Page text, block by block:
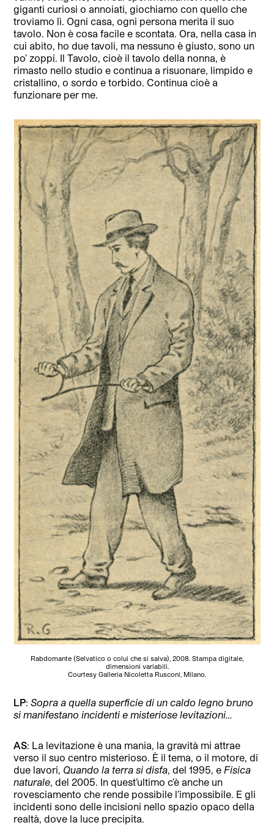
giganti curiosi o annoiati, giochiamo con quello che
troviamo lì. Ogni casa, ogni persona merita il suo
tavolo. Non è cosa facile e scontata. Ora, nella casa in
cui abito, ho due tavoli, ma nessuno è giusto, sono un
po’ zoppi. Il Tavolo, cioè il tavolo della nonna, è
rimasto nello studio e continua a risuonare, limpido e
cristallino, o sordo e torbido. Continua cioè a
funzionare per me.
Rabdomante (Selvatico o colui che si salva), 2008. Stampa digitale,
dimensioni variabili.
Courtesy Galleria Nicoletta Rusconi, Milano.
LP:Sopra a quella superficie di un caldo legno bruno
si manifestano incidenti e misteriose levitazioni…
AS: La levitazione è una mania, la gravità mi attrae
verso il suo centro misterioso. È il tema, o il motore, di
due lavori, Quando la terra si disfa , del 1995, e Fisica
naturale , del 2005. In quest’ultimo c’è anche un
rovesciamento che rende possibile l’impossibile. E gli
incidenti sono delle incisioni nello spazio opaco della
realtà, dove la luce precipita.